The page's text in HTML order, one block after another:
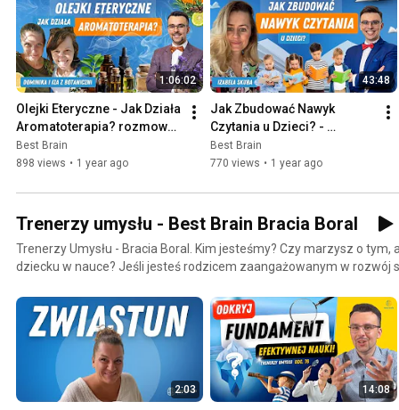
1:06:02
Olejki Eteryczne - Jak Działa
Aromatoterapia? rozmowa
z Izą i Dominiką z
botaniczni.pl [S3O35]
Best Brain
898 views • 1 year ago
43:48
Jak Zbudować Nawyk
Czytania u Dzieci? -
rozmowa z Izabelą Skubą
[S3O34]
Best Brain
770 views • 1 year ago
Trenerzy umysłu - Best Brain Bracia Boral
Trenerzy Umysłu - Bracia Boral. Kim jesteśmy? Czy marzysz o tym,
dziecku w nauce? Jeśli jesteś rodzicem zaangażowanym w rozwój
Po sukcesach w Mistrzostwach Polski, pojechaliśmy jako pierwsi
Świata Pamięci🏆, przywożąc stamtąd dwa medale i szóste
poprosił o zrobienie pierwszego w życiu szkolenia i zobaczyliśmy
które daje nam Pan Bóg. Dzielić się naszą pasją i umiejętnościami
wiemy, że techniki efektywnej nauki i zapamiętywania wcale nie są
Najważniejszy jest dobry trening. To, co nas dziś wyróżnia to
2:03 14:08